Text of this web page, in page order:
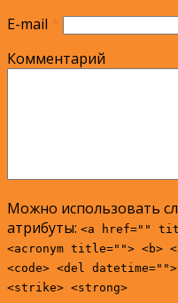
E-mail *
Комментарий
Можно использовать
атрибуты: <a href=""
<acronym title=""> <b>
<code> <del
<strike> <strong>